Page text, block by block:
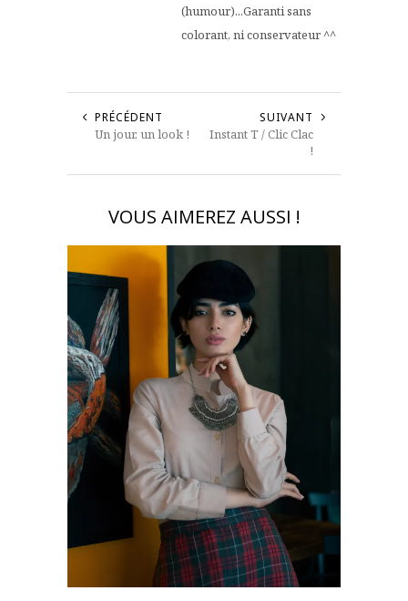
(humour)...Garanti sans
colorant, ni conservateur ^^
PRÉCÉDENT
Un jour, un look !
SUIVANT
Instant T / Clic Clac
!
VOUS AIMEREZ AUSSI !